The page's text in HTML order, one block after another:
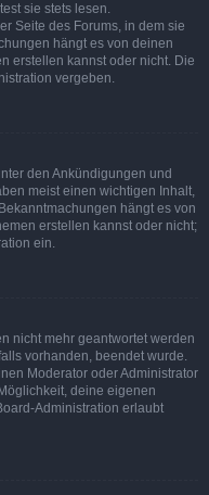
sie stets lesen.
Seite des Forums, in dem sie
hängt es von deinen
erstellen kannst oder nicht. Die
vergeben.
den Ankündigungen und
meist einen wichtigen Inhalt,
hängt es von
erstellen kannst oder nicht;
ein.
nicht mehr geantwortet werden
vorhanden, beendet wurde.
Moderator oder Administrator
deine eigenen
Administration erlaubt